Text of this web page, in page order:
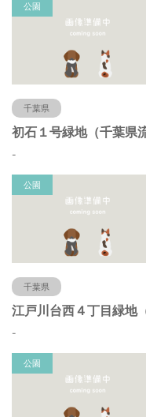
公園
千葉県
-
公園
千葉県
-
公園